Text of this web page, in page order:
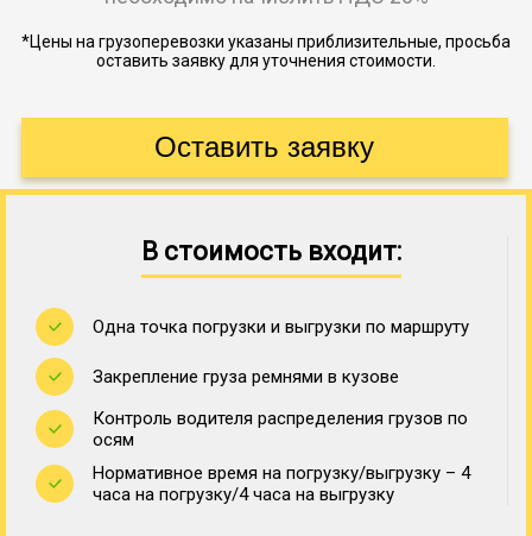
*Цены на грузоперевозки указаны приблизительные, просьба
оставить заявку для уточнения стоимости.
В стоимость входит:
Одна точка погрузки и выгрузки по маршруту
Закрепление груза ремнями в кузове
Контроль водителя распределения грузов по
осям
Нормативное время на погрузку/выгрузку – 4
часа на погрузку/4 часа на выгрузку